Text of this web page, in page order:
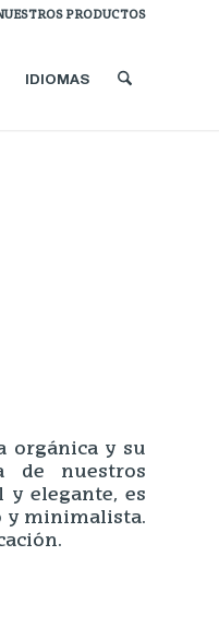
PRODUCTOS
IDIOMAS
orgánica y su
de nuestros
y elegante, es
y minimalista.